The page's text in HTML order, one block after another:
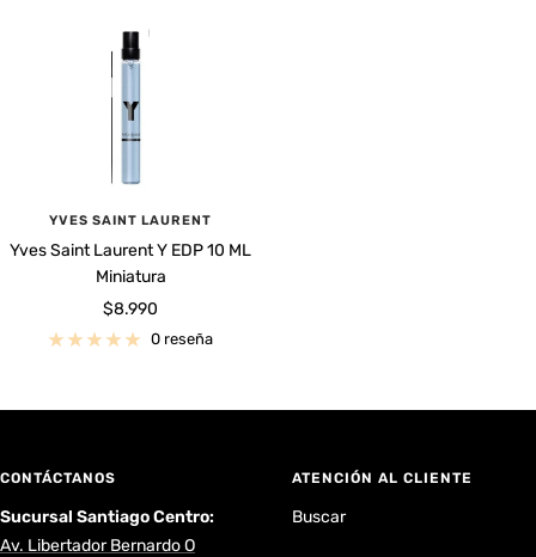
YVES SAINT LAURENT
Yves Saint Laurent Y EDP 10 ML
Miniatura
Precio
de
$8.990
0 reseña
CONTÁCTANOS
Sucursal Santiago Centro:
Av. Libertador Bernardo O
ATENCIÓN AL CLIENTE
Buscar